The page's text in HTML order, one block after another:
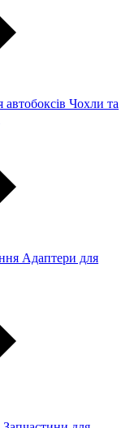
Чохли та
Адаптери для